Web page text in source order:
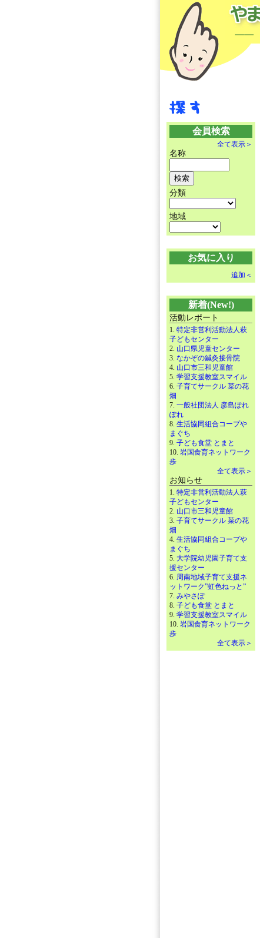
会員検索
全て表示＞
名称
分類
地域
お気に入り
追加＜
新着(New!)
活動レポート
1. 特定非営利活動法人萩
子どもセンター
2. 山口県児童センター
3. なかぞの鍼灸接骨院
4. 山口市三和児童館
5. 学習支援教室スマイル
6. 子育てサークル 菜の花
畑
7. 一般社団法人 彦島ぽれ
ぽれ
8. 生活協同組合コープや
まぐち
9. 子ども食堂 とまと
10. 岩国食育ネットワーク
歩
全て表示＞
お知らせ
1. 特定非営利活動法人萩
子どもセンター
2. 山口市三和児童館
3. 子育てサークル 菜の花
畑
4. 生活協同組合コープや
まぐち
5. 大学院幼児園子育て支
援センター
6. 周南地域子育て支援ネ
ットワーク”虹色ねっと”
7. みやさぽ
8. 子ども食堂 とまと
9. 学習支援教室スマイル
10. 岩国食育ネットワーク
歩
全て表示＞